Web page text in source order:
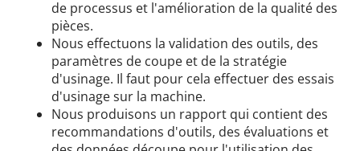
de processus et l'amélioration de la qualité des
pièces.
Nous effectuons la validation des outils, des
paramètres de coupe et de la stratégie
d'usinage. Il faut pour cela effectuer des essais
d'usinage sur la machine.
Nous produisons un rapport qui contient des
recommandations d'outils, des évaluations et